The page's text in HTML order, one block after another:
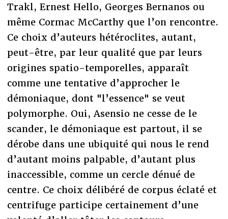
Trakl, Ernest Hello, Georges Bernanos ou
même Cormac McCarthy que l’on rencontre.
Ce choix d’auteurs hétéroclites, autant,
peut-être, par leur qualité que par leurs
origines spatio-temporelles, apparaît
comme une tentative d’approcher le
démoniaque, dont "l’essence" se veut
polymorphe. Oui, Asensio ne cesse de le
scander, le démoniaque est partout, il se
dérobe dans une ubiquité qui nous le rend
d’autant moins palpable, d’autant plus
inaccessible, comme un cercle dénué de
centre. Ce choix délibéré de corpus éclaté et
centrifuge participe certainement d’une